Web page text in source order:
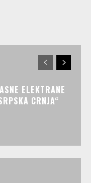
ELEKTRANE
CRNJA“